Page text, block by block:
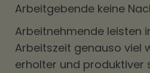
Arbeitgebende keine
Arbeitnehmende leisten
Arbeitszeit genauso viel
erholter und produktiver